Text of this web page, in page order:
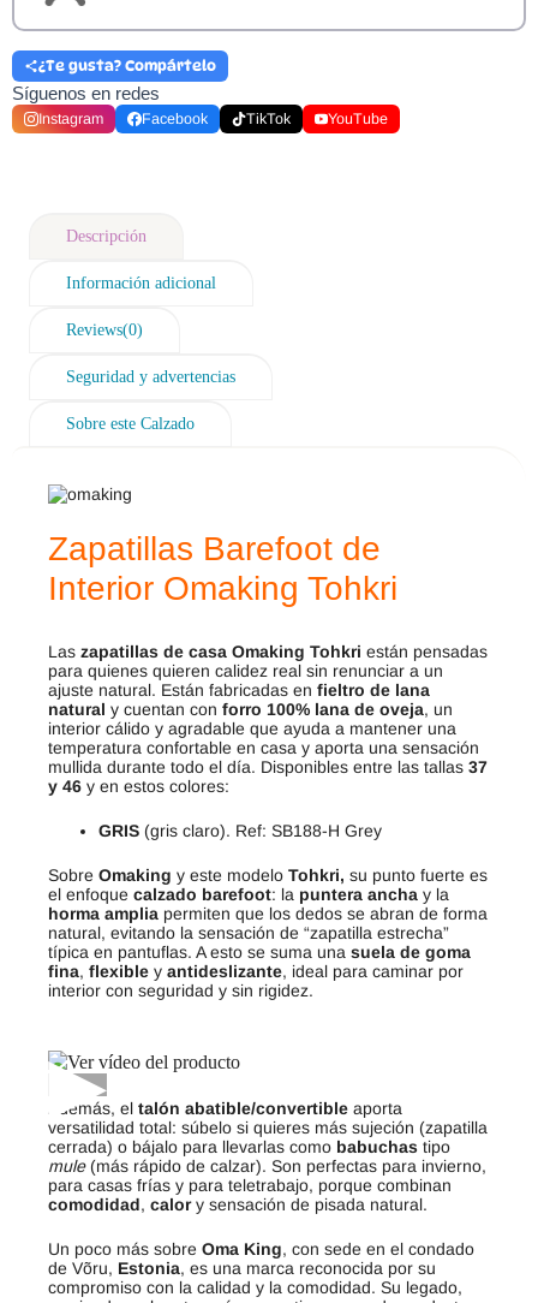
¿Te gusta? Compártelo
Síguenos en redes
Instagram Facebook TikTok YouTube
Descripción
Información adicional
Reviews(0)
Seguridad y advertencias
Sobre este Calzado
Zapatillas Barefoot de
Interior Omaking Tohkri
Las zapatillas de casa Omaking Tohkri están pensadas
para quienes quieren calidez real sin renunciar a un
ajuste natural. Están fabricadas en fieltro de lana
natural y cuentan con forro 100% lana de oveja, un
interior cálido y agradable que ayuda a mantener una
temperatura confortable en casa y aporta una sensación
mullida durante todo el día. Disponibles entre las tallas 37
y 46 y en estos colores:
GRIS (gris claro). Ref: SB188-H Grey
Sobre Omaking y este modelo Tohkri, su punto fuerte es
el enfoque calzado barefoot: la puntera ancha y la
horma amplia permiten que los dedos se abran de forma
natural, evitando la sensación de “zapatilla estrecha”
típica en pantuflas. A esto se suma una suela de goma
fina, flexible y antideslizante, ideal para caminar por
interior con seguridad y sin rigidez.
▶
Además, el talón abatible/convertible aporta
versatilidad total: súbelo si quieres más sujeción (zapatilla
cerrada) o bájalo para llevarlas como babuchas tipo
mule(más rápido de calzar). Son perfectas para invierno,
para casas frías y para teletrabajo, porque combinan
comodidad, calory sensación de pisada natural.
Un poco más sobre Oma King, con sede en el condado
de Võru, Estonia, es una marca reconocida por su
compromiso con la calidad y la comodidad. Su legado,